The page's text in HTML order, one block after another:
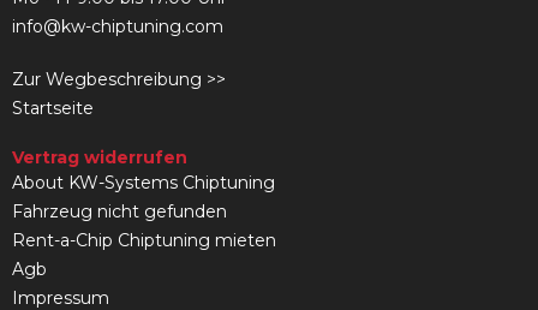
info@kw-chiptuning.com
Zur Wegbeschreibung >>
Startseite
Vertrag widerrufen
About KW-Systems Chiptuning
Fahrzeug nicht gefunden
Rent-a-Chip Chiptuning mieten
Agb
Impressum